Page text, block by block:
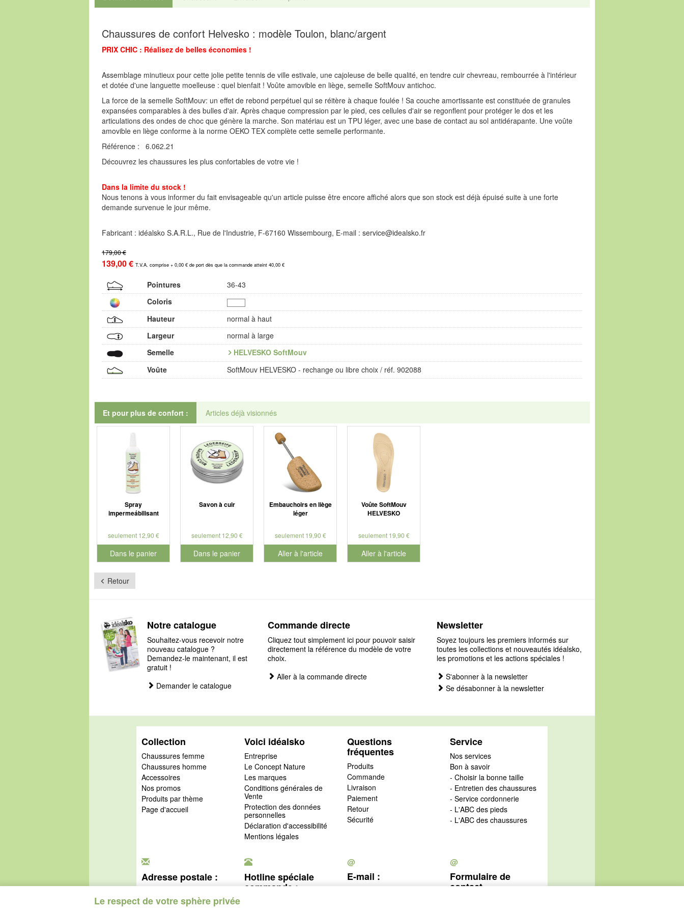
Chaussures de confort Helvesko : modèle Toulon, blanc/argent
PRIX CHIC : Réalisez de belles économies !
Assemblage minutieux pour cette jolie petite tennis de ville estivale, une cajoleuse de belle qualité, en tendre cuir chevreau, rembourrée à l'intérieur
et dotée d'une languette moelleuse : quel bienfait ! Voûte amovible en liège, semelle SoftMouv antichoc.
La force de la semelle SoftMouv: un effet de rebond perpétuel qui se réitère à chaque foulée ! Sa couche amortissante est constituée de granules
expansées comparables à des bulles d'air. Après chaque compression par le pied, ces cellules d'air se regonflent pour protéger le dos et les
articulations des ondes de choc que génère la marche. Son matériau est un TPU léger, avec une base de contact au sol antidérapante. Une voûte
amovible en liège conforme à la norme OEKO TEX complète cette semelle performante.
Référence : 6.062.21
Découvrez les chaussures les plus confortables de votre vie !
Dans la limite du stock !
Nous tenons à vous informer du fait envisageable qu'un article puisse être encore affiché alors que son stock est déjà épuisé suite à une forte
demande survenue le jour même.
Fabricant : idéalsko S.A.R.L., Rue de l'Industrie, F-67160 Wissembourg, E-mail : service@idealsko.fr
179,00 €
139,00 € T.V.A. comprise + 0,00 € de port dès que la commande atteint 40,00 €
Pointures
36-43
Coloris
Hauteur
normal à haut
Largeur
normal à large
Semelle
HELVESKO SoftMouv
Voûte
SoftMouv HELVESKO - rechange ou libre choix / réf. 902088
Et pour plus de confort : Articles déjà visionnés
Spray
impermeábilisant
seulement 12,90 €
Dans le panier
pour le numéro de produit 901126
Savon à cuir
seulement 12,90 €
Dans le panier
pour le numéro de produit 901127
Embauchoirs en liège
léger
seulement 19,90 €
Aller à l'article
Voûte SoftMouv
HELVESKO
seulement 19,90 €
Aller à l'article
Retour
Le respect de votre sphère privée
Notre catalogue
Souhaitez-vous recevoir notre
nouveau catalogue ?
Demandez-le maintenant, il est
gratuit !
Demander le catalogue
Commande directe
Cliquez tout simplement ici pour pouvoir saisir
directement la référence du modèle de votre
choix.
Aller à la commande directe
Newsletter
Soyez toujours les premiers informés sur
toutes les collections et nouveautés idéalsko,
les promotions et les actions spéciales !
S'abonner à la newsletter
Se désabonner à la newsletter
Collection
Chaussures femme
Chaussures homme
Accessoires
Nos promos
Produits par thème
Page d'accueil
Voici idéalsko
Entreprise
Le Concept Nature
Les marques
Conditions générales de
Vente
Protection des données
personnelles
Déclaration d'accessibilité
Mentions légales
Questions
fréquentes
Produits
Commande
Livraison
Paiement
Retour
Sécurité
Service
Nos services
Bon à savoir
- Choisir la bonne taille
- Entretien des chaussures
- Service cordonnerie
- L'ABC des pieds
- L'ABC des chaussures
Adresse postale :
Rue de l'Industrie
67160 Wissembourg
Hotline spéciale
commande :
@
E-mail :
@
Formulaire de
contact